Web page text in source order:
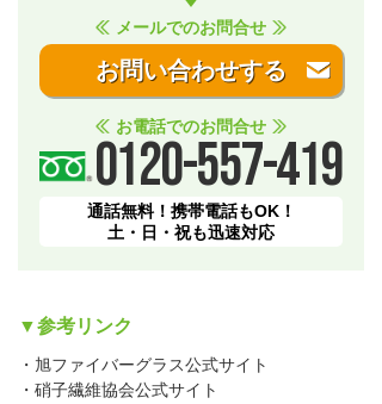
メールでのお問合せ
お問い合わせする
お電話でのお問合せ
0120-557-419
通話無料！携帯電話もOK！
土・日・祝も迅速対応
▼参考リンク
・旭ファイバーグラス公式サイト
・硝子繊維協会公式サイト